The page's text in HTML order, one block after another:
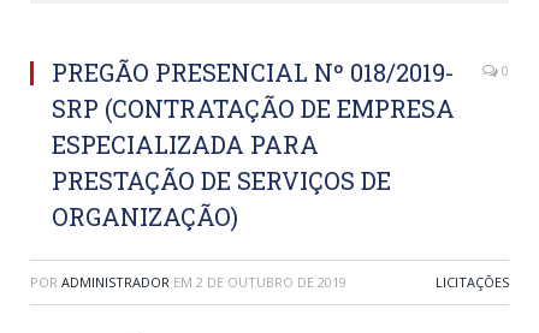
PREGÃO PRESENCIAL Nº 018/2019-
SRP (CONTRATAÇÃO DE EMPRESA
ESPECIALIZADA PARA
PRESTAÇÃO DE SERVIÇOS DE
ORGANIZAÇÃO)
0
POR ADMINISTRADOR EM 2 DE OUTUBRO DE 2019 LICITAÇÕES